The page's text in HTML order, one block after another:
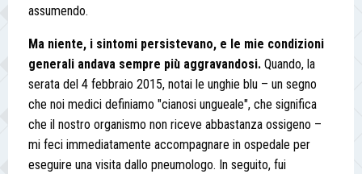
assumendo.
Ma niente, i sintomi persistevano, e le mie condizioni
generali andava sempre più aggravandosi. Quando, la
serata del 4 febbraio 2015, notai le unghie blu – un segno
che noi medici definiamo "cianosi ungueale", che significa
che il nostro organismo non riceve abbastanza ossigeno –
mi feci immediatamente accompagnare in ospedale per
eseguire una visita dallo pneumologo. In seguito, fui